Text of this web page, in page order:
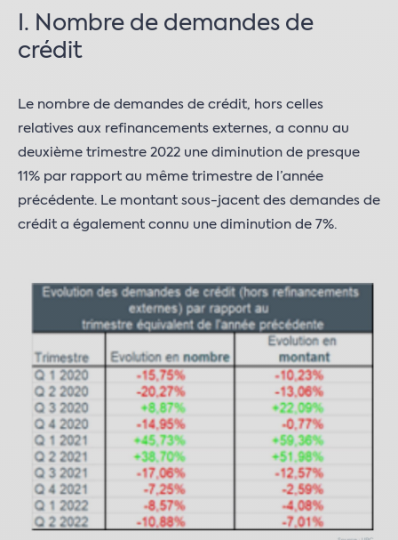
I. Nombre de demandes de
crédit
Le nombre de demandes de crédit, hors celles
relatives aux refinancements externes, a connu au
deuxième trimestre 2022 une diminution de presque
11% par rapport au même trimestre de l’année
précédente. Le montant sous-jacent des demandes de
crédit a également connu une diminution de 7%.